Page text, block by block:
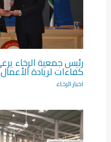
رئيس جمعية الرخاء
كفاءات لريادة الأعمال‎
اخبار الرخاء